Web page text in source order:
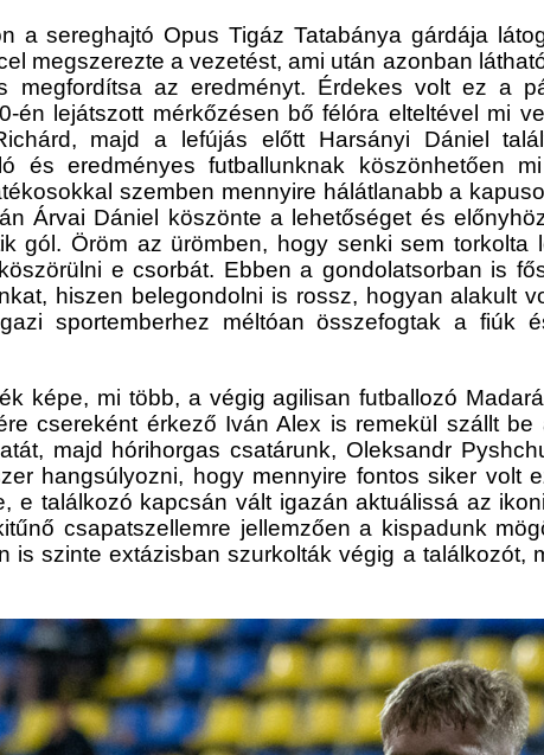
a sereghajtó Opus Tigáz Tatabánya gárdája
megszerezte a vezetést, ami után azonban
megfordítsa az eredményt. Érdekes volt ez a
én lejátszott mérkőzésen bő félóra elteltével mi
majd a lefújás előtt Harsányi Dániel
és eredményes futballunknak köszönhetően
szemben mennyire hálátlanabb a
Árvai Dániel köszönte a lehetőséget és
gól. Öröm az ürömben, hogy senki sem torkolta
e csorbát. Ebben a gondolatsorban is
hiszen belegondolni is rossz, hogyan alakult
sportemberhez méltóan összefogtak a fiúk
képe, mi több, a végig agilisan futballozó
csereként érkező Iván Alex is remekül szállt
majd hórihorgas csatárunk, Oleksandr
hangsúlyozni, hogy mennyire fontos siker volt
e találkozó kapcsán vált igazán aktuálissá az
csapatszellemre jellemzően a kispadunk
is szinte extázisban szurkolták végig a találkozót,